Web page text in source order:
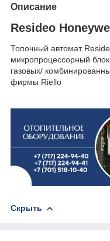
Описание
Resideo
Топочный автомат
микропроцессорный
газовых/
фирмы Riello
Скрыть